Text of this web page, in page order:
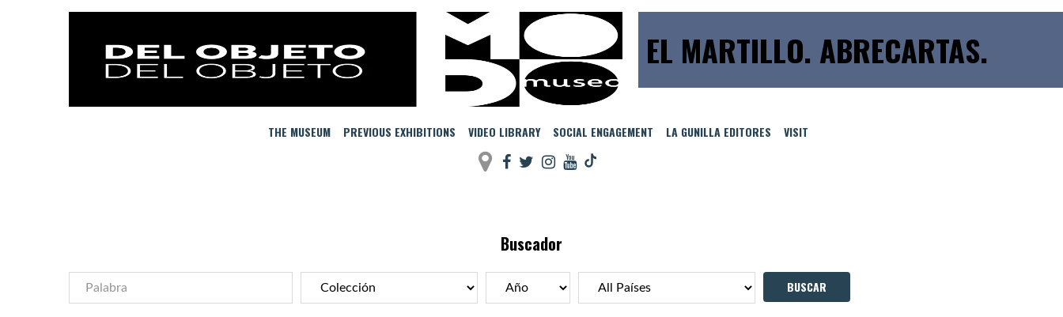
EL MARTILLO. ABRECARTAS.
THE MUSEUM PREVIOUS EXHIBITIONS VIDEO LIBRARY SOCIAL ENGAGEMENT LA GUNILLA EDITORES VISIT
Buscador